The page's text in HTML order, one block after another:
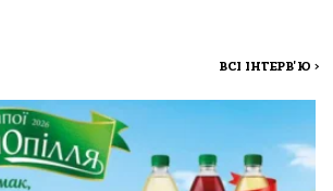
ВСІ ІНТЕРВ'Ю >